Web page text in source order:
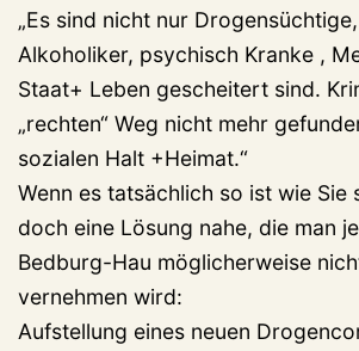
„Es sind nicht nur
Alkoholiker, psychisch Kranke ,
Staat+ Leben gescheitert sind.
„rechten“ Weg nicht mehr
sozialen Halt +Heimat.“
Wenn es tatsächlich so ist wie Sie
doch eine Lösung nahe, die man
Bedburg-Hau möglicherweise
vernehmen wird:
Aufstellung eines neuen